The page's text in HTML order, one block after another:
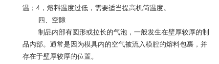
温； 4，熔料温度过低，需要适当提高机筒温度。
四、空隙
制品内部有圆形或拉长的气泡，一般发生在壁厚较厚的制
品内部。通常是因为模具内的空气被流入模腔的熔料包裹，并
存在于壁厚较厚的位置。